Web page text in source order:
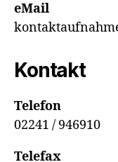
eMail
Kontakt
Telefon
02241 / 946910
Telefax